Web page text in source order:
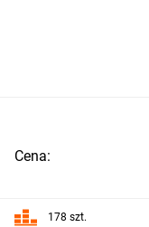
Cena:
178 szt.